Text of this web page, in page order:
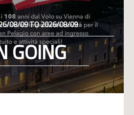
08/09 TO 2026/08/09
GOING